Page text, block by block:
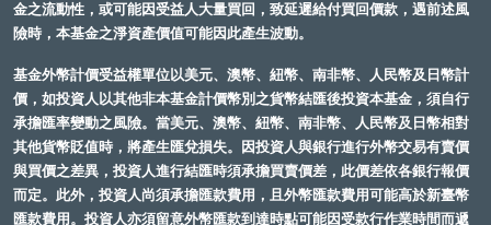
金之流動性，或可能因受益人大量買回，致延遲給付買回價款，遇前述風
險時，本基金之淨資產價值可能因此產生波動。
基金外幣計價受益權單位以美元、澳幣、紐幣、南非幣、人民幣及日幣計
價，如投資人以其他非本基金計價幣別之貨幣結匯後投資本基金，須自行
承擔匯率變動之風險。當美元、澳幣、紐幣、南非幣、人民幣及日幣相對
其他貨幣貶值時，將產生匯兌損失。因投資人與銀行進行外幣交易有賣價
與買價之差異，投資人進行結匯時須承擔買賣價差，此價差依各銀行報價
而定。此外，投資人尚須承擔匯款費用，且外幣匯款費用可能高於新臺幣
匯款費用。投資人亦須留意外幣匯款到達時點可能因受款行作業時間而遞